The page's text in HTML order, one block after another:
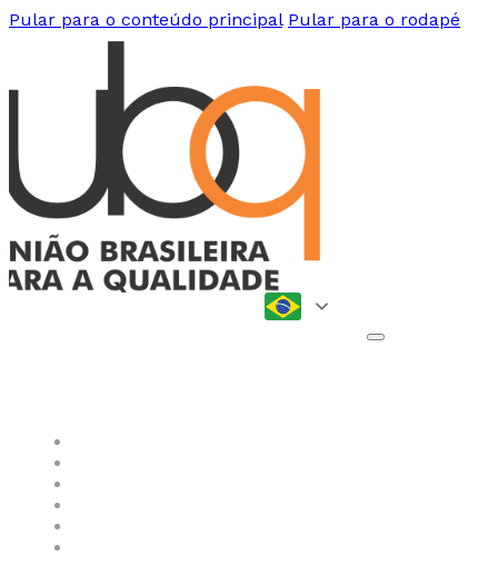
Pular para o conteúdo principal Pular para o rodapé